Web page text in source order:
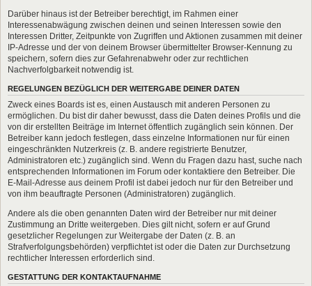
Darüber hinaus ist der Betreiber berechtigt, im Rahmen einer
Interessenabwägung zwischen deinen und seinen Interessen sowie den
Interessen Dritter, Zeitpunkte von Zugriffen und Aktionen zusammen mit deiner
IP-Adresse und der von deinem Browser übermittelter Browser-Kennung zu
speichern, sofern dies zur Gefahrenabwehr oder zur rechtlichen
Nachverfolgbarkeit notwendig ist.
REGELUNGEN BEZÜGLICH DER WEITERGABE DEINER DATEN
Zweck eines Boards ist es, einen Austausch mit anderen Personen zu
ermöglichen. Du bist dir daher bewusst, dass die Daten deines Profils und die
von dir erstellten Beiträge im Internet öffentlich zugänglich sein können. Der
Betreiber kann jedoch festlegen, dass einzelne Informationen nur für einen
eingeschränkten Nutzerkreis (z. B. andere registrierte Benutzer,
Administratoren etc.) zugänglich sind. Wenn du Fragen dazu hast, suche nach
entsprechenden Informationen im Forum oder kontaktiere den Betreiber. Die
E-Mail-Adresse aus deinem Profil ist dabei jedoch nur für den Betreiber und
von ihm beauftragte Personen (Administratoren) zugänglich.
Andere als die oben genannten Daten wird der Betreiber nur mit deiner
Zustimmung an Dritte weitergeben. Dies gilt nicht, sofern er auf Grund
gesetzlicher Regelungen zur Weitergabe der Daten (z. B. an
Strafverfolgungsbehörden) verpflichtet ist oder die Daten zur Durchsetzung
rechtlicher Interessen erforderlich sind.
GESTATTUNG DER KONTAKTAUFNAHME